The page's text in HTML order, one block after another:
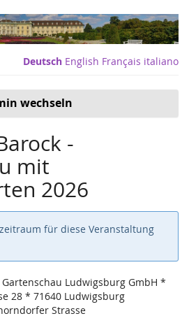
Deutsch English Français italiano
wechseln
-
mit
2026
für diese Veranstaltung
Ludwigsburg GmbH *
28 * 71640 Ludwigsburg
Strasse